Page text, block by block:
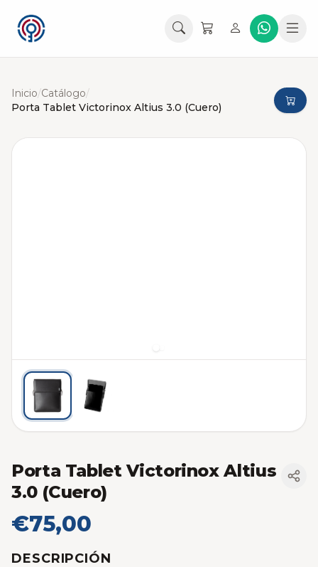
Inicio/Catálogo/
Porta Tablet Victorinox Altius 3.0 (Cuero)
Porta Tablet Victorinox Altius
3.0 (Cuero)
€75,00
DESCRIPCIÓN